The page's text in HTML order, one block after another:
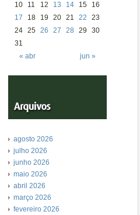
« abr jun »
10
11 12 13 14 15
16
17
18 19 20 21 22
23
24 25 26 27 28 29
30
31
agosto 2026
julho 2026
junho 2026
maio 2026
abril 2026
março 2026
fevereiro 2026